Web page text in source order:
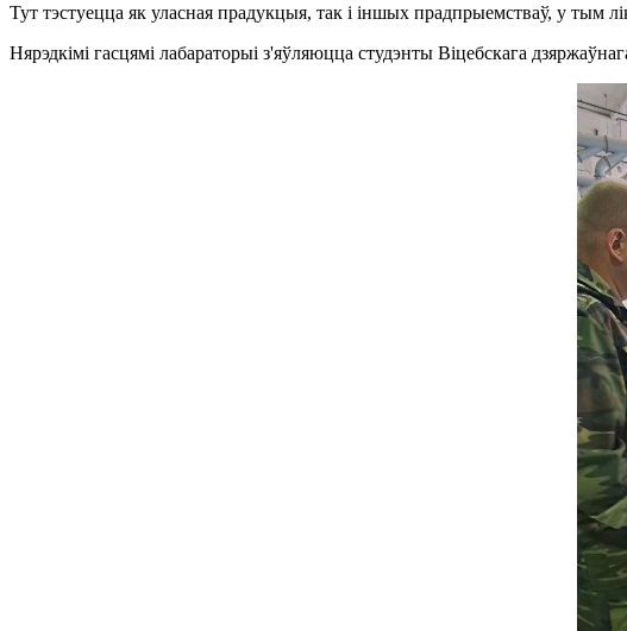
Тут тэстуецца як уласная прадукцыя, так і іншых прадпрыемстваў, у тым
Нярэдкімі гасцямі лабараторыі з'яўляюцца студэнты Віцебскага